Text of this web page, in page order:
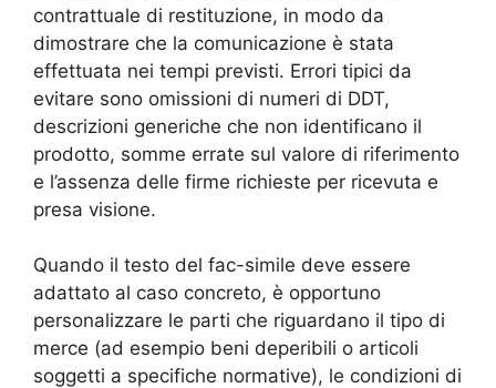
contrattuale di restituzione, in modo da
dimostrare che la comunicazione è stata
effettuata nei tempi previsti. Errori tipici da
evitare sono omissioni di numeri di DDT,
descrizioni generiche che non identificano il
prodotto, somme errate sul valore di riferimento
e l’assenza delle firme richieste per ricevuta e
presa visione.
Quando il testo del fac-simile deve essere
adattato al caso concreto, è opportuno
personalizzare le parti che riguardano il tipo di
merce (ad esempio beni deperibili o articoli
soggetti a specifiche normative), le condizioni di